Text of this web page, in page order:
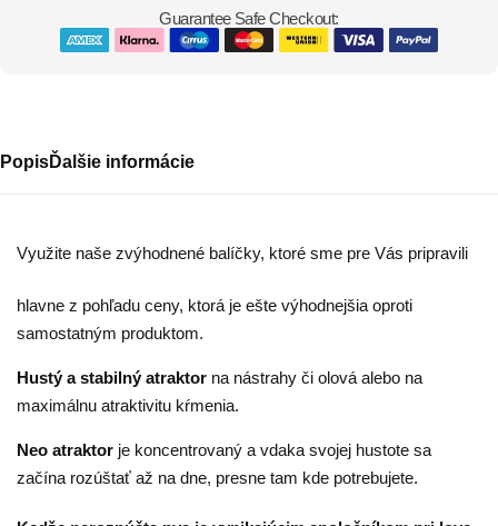
Guarantee Safe Checkout:
PopisĎalšie informácie
Využite naše zvýhodnené balíčky, ktoré sme pre Vás pripravili
hlavne z pohľadu ceny, ktorá je ešte výhodnejšia oproti
samostatným produktom.
Hustý a stabilný atraktor na nástrahy či olová alebo na
maximálnu atraktivitu kŕmenia.
Neo atraktor je koncentrovaný a vdaka svojej hustote sa
začína rozúštať až na dne, presne tam kde potrebujete.